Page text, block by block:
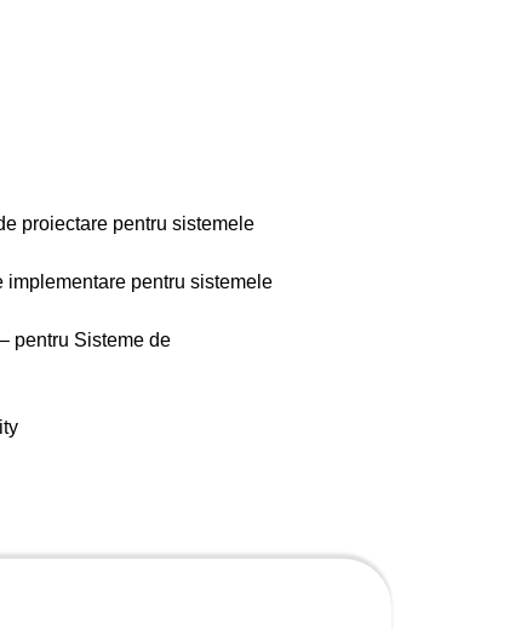
proiectare pentru sistemele
implementare pentru sistemele
pentru Sisteme de